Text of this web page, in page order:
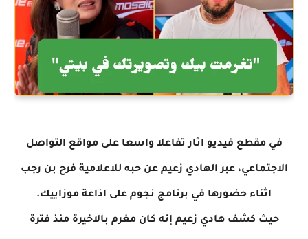
في مقطع فيديو اثار تفاعلا واسعا على مواقع التواصل
الاجتماعي، عبر الهادي زعيم عن حبه للاعلامية فرح بن رجب
اثناء حضورها في برنامج نجوم على اذاعة موزاييك.
حيث كشف هادي زعيم إنه كان مغرم بالاخيرة منذ فترة